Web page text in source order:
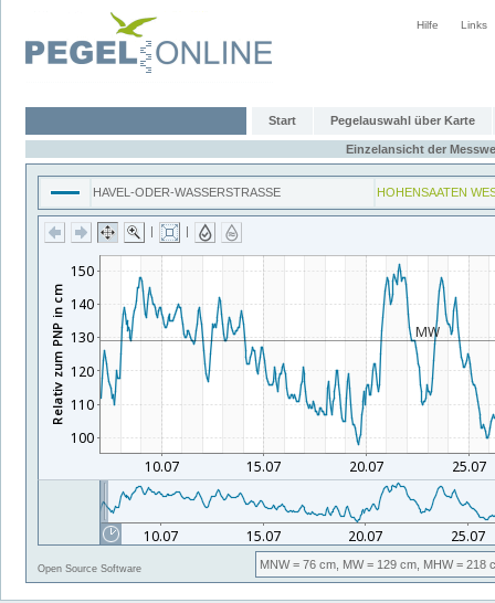
Hilfe Links
Start Pegelauswahl über Karte
Einzelansicht der
HAVEL-ODER-WASSERSTRASSE HOHENSAATEN
| |
Open Source Software MNW= 76 cm, MW= 129 cm, MHW= 218